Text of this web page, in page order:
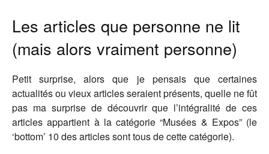
Les articles que personne ne lit
(mais alors vraiment personne)
Petit surprise, alors que je pensais que certaines
actualités ou vieux articles seraient présents, quelle ne fût
pas ma surprise de découvrir que l’intégralité de ces
articles appartient à la catégorie “Musées & Expos” (le
‘bottom’ 10 des articles sont tous de cette catégorie).